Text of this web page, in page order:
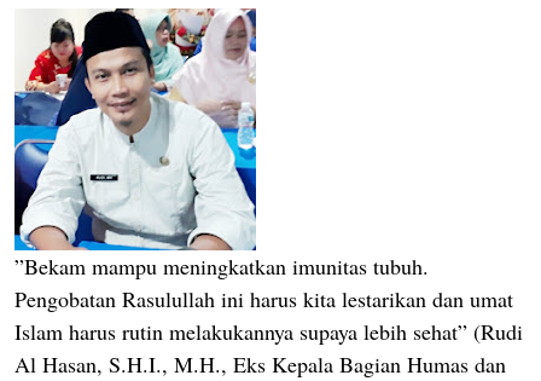
”Bekam mampu meningkatkan imunitas tubuh.
Pengobatan Rasulullah ini harus kita lestarikan dan umat
Islam harus rutin melakukannya supaya lebih sehat” (Rudi
Al Hasan, S.H.I., M.H., Eks Kepala Bagian Humas dan